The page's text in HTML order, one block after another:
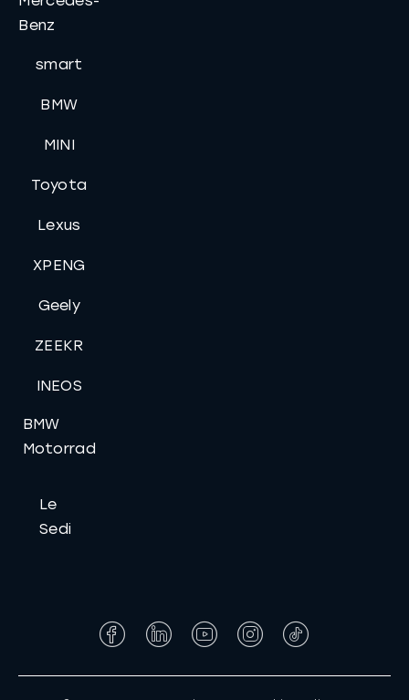
Benz
smart
BMW
MINI
Toyota
Lexus
XPENG
Geely
ZEEKR
INEOS
BMW
Motorrad
Le
Sedi
Facebook
LinkedInYouTubeInstagram